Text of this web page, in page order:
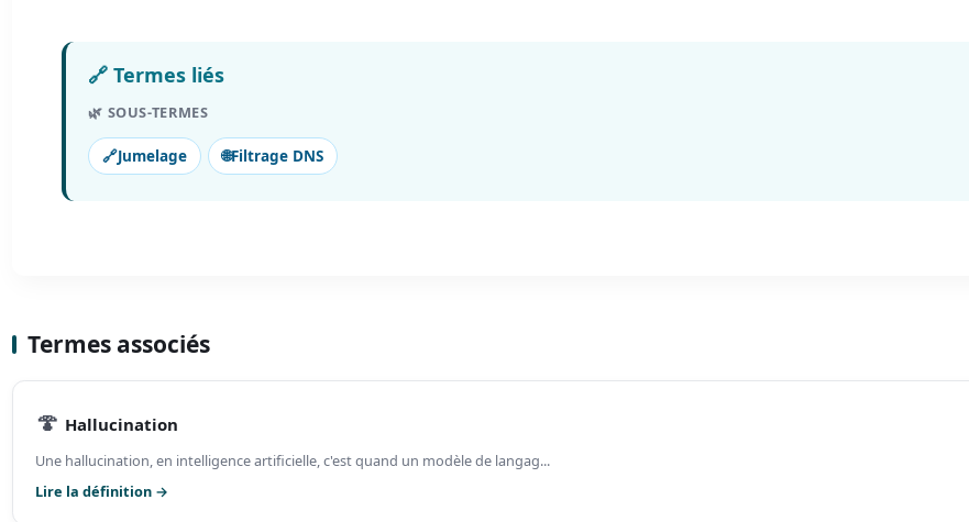
🔗 Termes liés
🌿 SOUS-TERMES
🔗Jumelage 🌐Filtrage DNS
Termes associés
🍄 Hallucination
Une hallucination, en intelligence artificielle, c'est quand un modèle de langag...
Lire la définition →